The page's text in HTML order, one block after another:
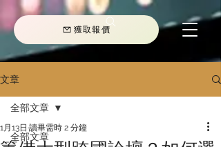
獲取報價
文章
全部文章
全部文章
1月13日 讀畢需時 2 分鐘